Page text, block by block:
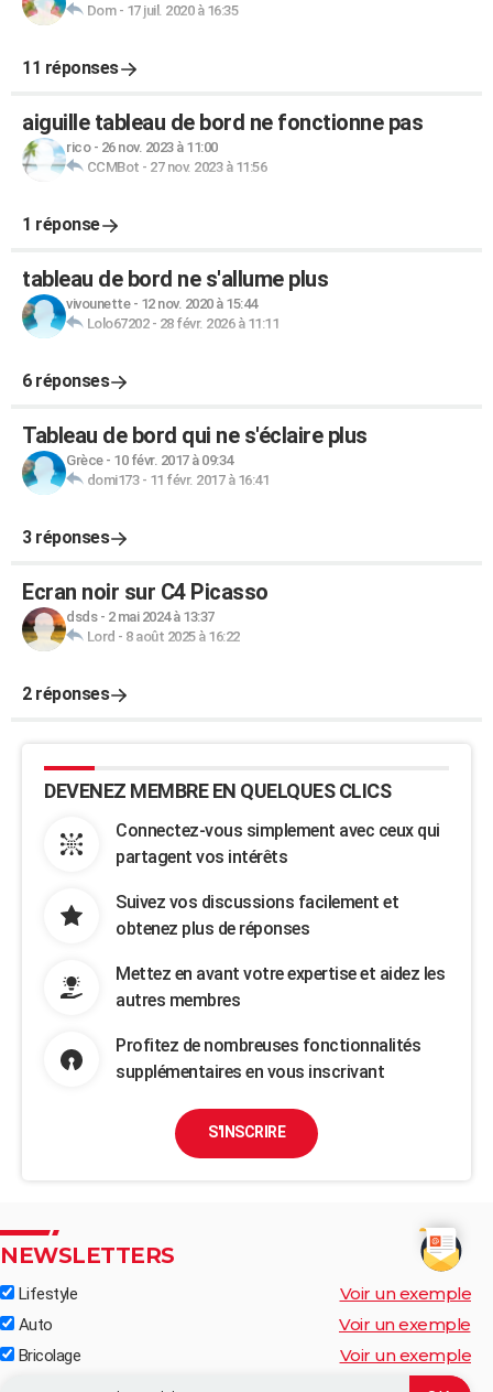
Dom- 17 juil. 2020 à 16:35
11 réponses
aiguille tableau de bord ne fonctionne pas
rico- 26 nov. 2023 à 11:00
CCMBot - 27 nov. 2023 à 11:56
1 réponse
tableau de bord ne s'allume plus
vivounette- 12 nov. 2020 à 15:44
Lolo67202- 28 févr. 2026 à 11:11
6 réponses
Tableau de bord qui ne s'éclaire plus
Grèce- 10 févr. 2017 à 09:34
domi173- 11 févr. 2017 à 16:41
3 réponses
Ecran noir sur C4 Picasso
dsds- 2 mai 2024 à 13:37
Lord - 8 août 2025 à 16:22
2 réponses
DEVENEZ MEMBRE EN QUELQUES CLICS
Connectez-vous simplement avec ceux qui
partagent vos intérêts
Suivez vos discussions facilement et
obtenez plus de réponses
Mettez en avant votre expertise et aidez les
autres membres
Profitez de nombreuses fonctionnalités
supplémentaires en vous inscrivant
S'INSCRIRE
NEWSLETTERS
Lifestyle Voir un exemple
Auto Voir un exemple
Bricolage Voir un exemple